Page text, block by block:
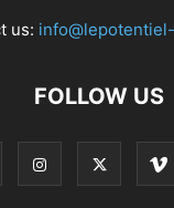
us:
FOLLOW US